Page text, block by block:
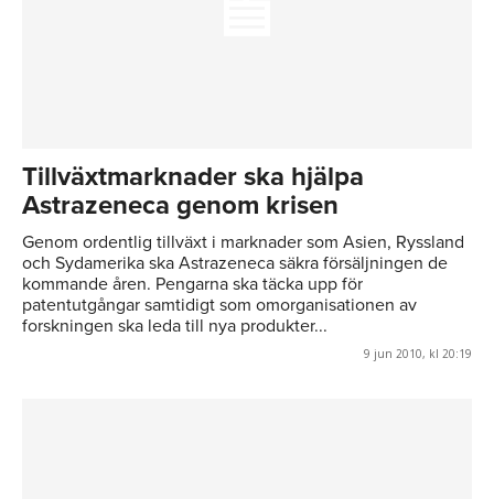
Tillväxtmarknader ska hjälpa
Astrazeneca genom krisen
Genom ordentlig tillväxt i marknader som Asien, Ryssland
och Sydamerika ska Astrazeneca säkra försäljningen de
kommande åren. Pengarna ska täcka upp för
patentutgångar samtidigt som omorganisationen av
forskningen ska leda till nya produkter...
9 jun 2010, kl 20:19